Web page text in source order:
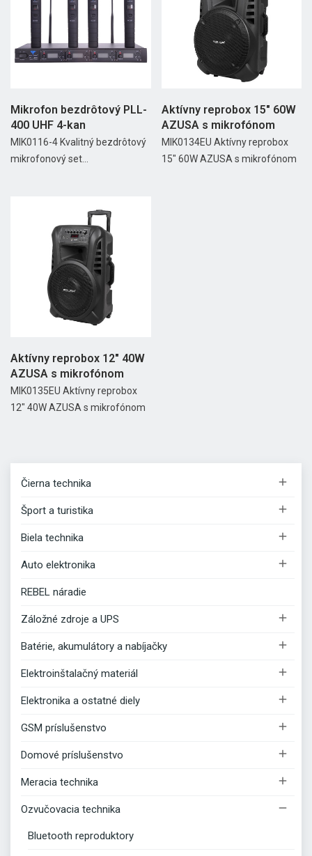
Čierna technika 
Šport a turistika 
Biela technika 
Auto elektronika 
REBEL náradie
Záložné zdroje a UPS 
Batérie, akumulátory a nabíjačky 
Elektroinštalačný materiál 
Elektronika a ostatné diely 
GSM príslušenstvo 
Domové príslušenstvo 
Meracia technika 
Ozvučovacia technika 
Bluetooth reproduktory
Mikrofon bezdrôtový PLL-
400 UHF 4-kan
MIK0116-4 Kvalitný bezdrôtový
mikrofonový set...
Aktívny reprobox 15" 60W
AZUSA s mikrofónom
MIK0134EU Aktívny reprobox
15" 60W AZUSA s mikrofónom
Aktívny reprobox 12" 40W
AZUSA s mikrofónom
MIK0135EU Aktívny reprobox
12" 40W AZUSA s mikrofónom